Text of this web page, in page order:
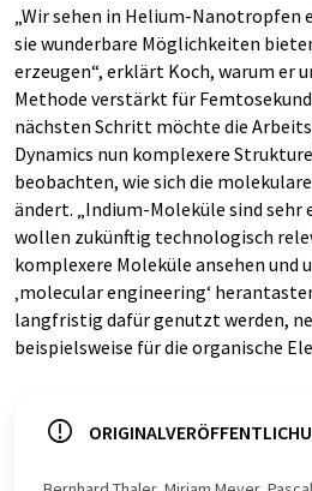
„Wir sehen in Helium-Nanotropfen
sie wunderbare Möglichkeiten
erzeugen“, erklärt Koch, warum er
Methode verstärkt für
nächsten Schritt möchte die
Dynamics nun komplexere
beobachten, wie sich die
ändert. „Indium-Moleküle sind sehr
wollen zukünftig technologisch
komplexere Moleküle ansehen und
‚molecular engineering‘
langfristig dafür genutzt werden,
beispielsweise für die organische